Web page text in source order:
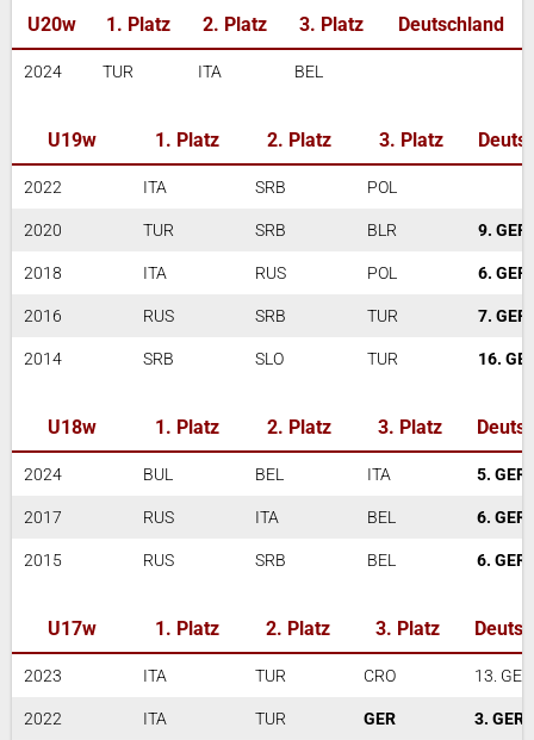
U20w 1. Platz 2. Platz 3. Platz Deutschland
2024 TUR ITA BEL
U19w 1. Platz 2. Platz 3. Platz
2022 ITA SRB POL
2020 TUR SRB BLR 9. GER
2018 ITA RUS POL 6. GER
2016 RUS SRB TUR 7. GER
2014 SRB SLO TUR 16.
U18w 1. Platz 2. Platz 3. Platz
2024 BUL BEL ITA 5. GER
2017 RUS ITA BEL 6. GER
2015 RUS SRB BEL 6. GER
U17w 1. Platz 2. Platz 3. Platz
2023 ITA TUR CRO 13. GER
2022 ITA TUR GER 3. GER